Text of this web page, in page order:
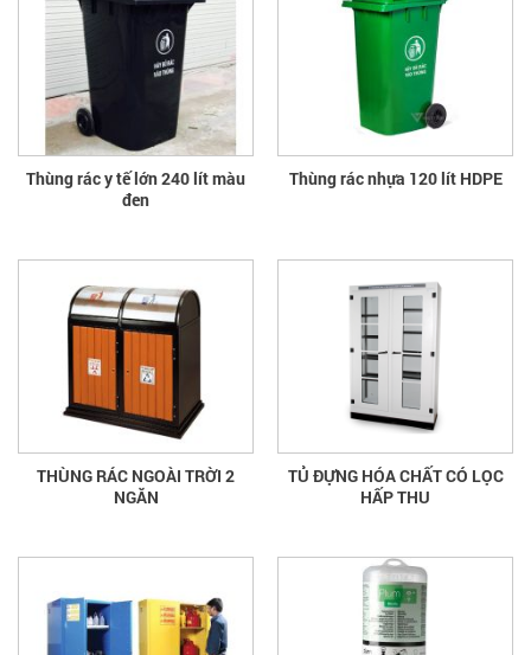
Thùng rác y tế lớn 240 lít màu
đen
Thùng rác nhựa 120 lít HDPE
THÙNG RÁC NGOÀI TRỜI 2
NGĂN
TỦ ĐỰNG HÓA CHẤT CÓ LỌC
HẤP THU